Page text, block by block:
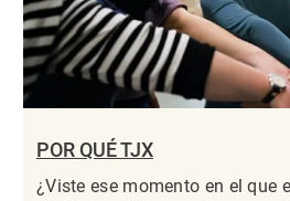
POR QUÉ TJX
¿Viste ese momento en el que